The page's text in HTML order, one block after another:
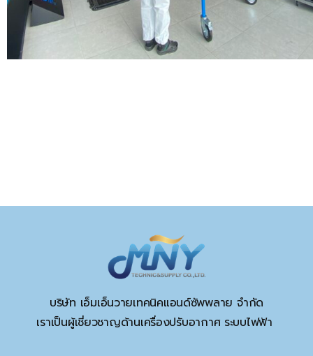
บริษัท เอ็มเอ็นวายเทคนิคแอนด์ซัพพลาย จำกัด
เราเป็นผู้เชี่ยวชาญด้านเครื่องปรับอากาศ ระบบไฟฟ้า